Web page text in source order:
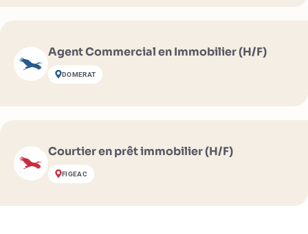
Agent Commercial en Immobilier (H/F)
DOMERAT
Courtier en prêt immobilier (H/F)
FIGEAC